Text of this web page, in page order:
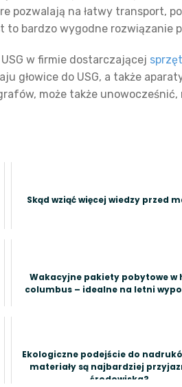
pozwalają na łatwy transport,
to bardzo wygodne rozwiązanie
w firmie dostarczającej
głowice do USG, a także
może także
Skąd wziąć więcej wiedzy przed
Wakacyjne pakiety pobytowe w
columbus – idealne na letni
Ekologiczne podejście do
materiały są najbardziej
środowiska?